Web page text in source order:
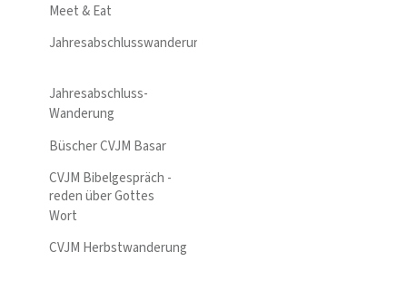
Meet & Eat
Jahresabschlusswanderung
Jahresabschluss-
Wanderung
Büscher CVJM Basar
CVJM Bibelgespräch -
reden über Gottes
Wort
CVJM Herbstwanderung